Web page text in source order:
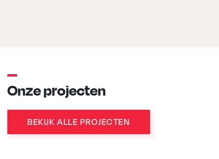
Onze projecten
BEKIJK ALLE PROJECTEN